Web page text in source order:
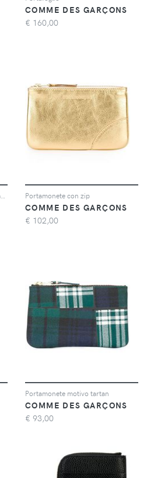
COMME DES GARÇONS
€ 160,00
Portamonete con zip
COMME DES GARÇONS
€ 102,00
Portamonete motivo tartan
COMME DES GARÇONS
€ 93,00